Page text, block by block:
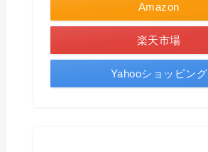
Amazon
楽天市場
Yahooショッピング